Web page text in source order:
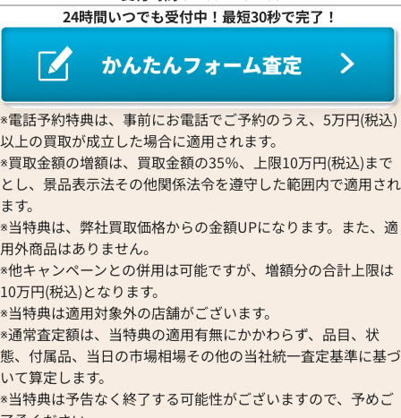
格
日時点の参考買取価格です
参考買取価格
540,000 円
※2026年4月27日時点の参考
ンテール SM W25033P5
カルティエ パンテール ウォ
WSPN0006
エベラール
EBEL
エベル
EPOS
Hermes
エルメス
OMEGA
オメガ
ORIENT
オリエント
ORIS
オリス
Audemars Piguet
オーデマ ピゲ
Vacheron Constantin
ヴァシュロン・コンスタンタン
Van Cleef & Arpels
ヴァンクリーフ＆アーペル
Versace
CORUM
コルム
Concord
コンコルド
ジャケ・ドロー
Girard-Perregaux
ジラール・ペルゴ
Sinn
ジン
STOWA
ストーヴァ
SEIKO
セイコー
CENTURY
センチュリー
ZENITH
ゼニス
BOUCHERON
ブシュロン
BREITLING
ブライトリング
Blancpain
ブランパン
BVLGARI
ブルガリ
Breguet
ブレゲ
BULOVA
ブローバ
Bell & Ross
ベル＆ロス
BAUME＆MERCIER
ボーム＆メルシエ
BALL Watch
ボール ウォッチ
LONGINES
ロンジン
24時間いつでも受付中！最短30秒で完了！
※電話予約特典は、事前にお電話でご予約のうえ、5万円(税込)
以上の買取が成立した場合に適用されます。
※買取金額の増額は、買取金額の35％、上限10万円(税込)まで
とし、景品表示法その他関係法令を遵守した範囲内で適用され
ます。
※当特典は、弊社買取価格からの金額UPになります。また、適
用外商品はありません。
※他キャンペーンとの併用は可能ですが、増額分の合計上限は
10万円(税込)となります。
※当特典は適用対象外の店舗がございます。
※通常査定額は、当特典の適用有無にかかわらず、品目、状
態、付属品、当日の市場相場その他の当社統一査定基準に基づ
いて算定します。
※当特典は予告なく終了する可能性がございますので、予めご